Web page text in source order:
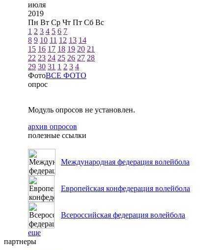
июля
2019
Пн Вт Ср Чт Пт Сб Вс
1 2 3 4 5 6 7
8 9 10 11 12 13 14
15 16 17 18 19 20 21
22 23 24 25 26 27 28
29 30 31 1 2 3 4
ФотоВСЕ ФОТО
опрос
Модуль опросов не установлен.
архив опросов
полезные ссылки
Международная федерация волейбола
Европейская конфедерация волейбола
Всероссийская федерация волейбола
еще
партнеры